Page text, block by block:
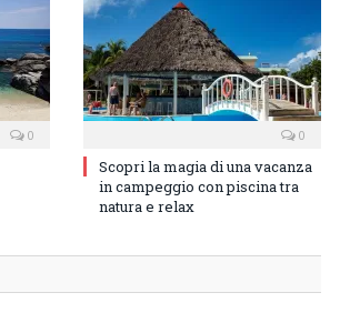
0 0
Scopri la magia di una vacanza
in campeggio con piscina tra
natura e relax